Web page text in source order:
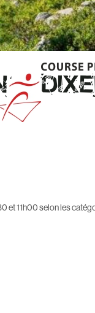
et 11h00 selon les